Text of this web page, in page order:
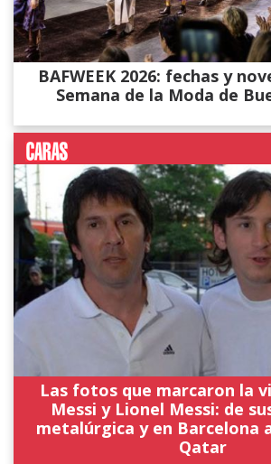
BAFWEEK 2026: fechas y
Semana de la Moda de
Las fotos que marcaron la
Messi y Lionel Messi: de
metalúrgica y en Barcelona
Qatar